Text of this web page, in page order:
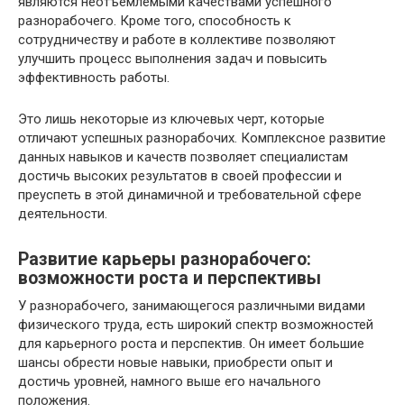
разнорабочего. Кроме того, способность к
сотрудничеству и работе в коллективе позволяют
улучшить процесс выполнения задач и повысить
эффективность работы.
Это лишь некоторые из ключевых черт, которые
отличают успешных разнорабочих. Комплексное развитие
данных навыков и качеств позволяет специалистам
достичь высоких результатов в своей профессии и
преуспеть в этой динамичной и требовательной сфере
деятельности.
Развитие карьеры разнорабочего:
возможности роста и перспективы
У разнорабочего, занимающегося различными видами
физического труда, есть широкий спектр возможностей
для карьерного роста и перспектив. Он имеет большие
шансы обрести новые навыки, приобрести опыт и
достичь уровней, намного выше его начального
положения.